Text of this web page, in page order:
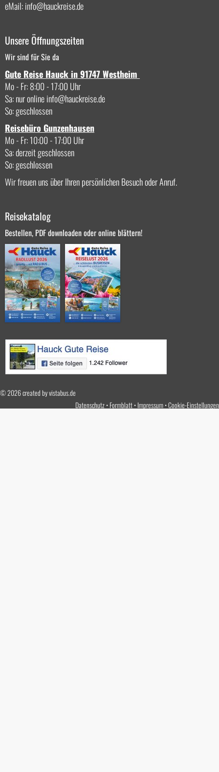
eMail:info hauckreise.de
Unsere Öffnungszeiten
Wir sind für Sie da
Gute Reise Hauck in 91747 Westheim
Mo - Fr: 8:00 - 17:00 Uhr
Sa: nur onlineinfo
hauckreise.de
So: geschlossen
Reisebüro Gunzenhausen
Mo - Fr: 10:00 - 17:00 Uhr
Sa: derzeit geschlossen
So: geschlossen
Wir freuen uns über Ihren persönlichen Besuch oder Anruf.
Reisekatalog
Bestellen, PDF downloaden oder online blättern!
© 2026 created byvistabus.de
Datenschutz Formblatt Impressum Cookie-Einstellungen